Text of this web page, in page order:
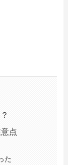
点
た